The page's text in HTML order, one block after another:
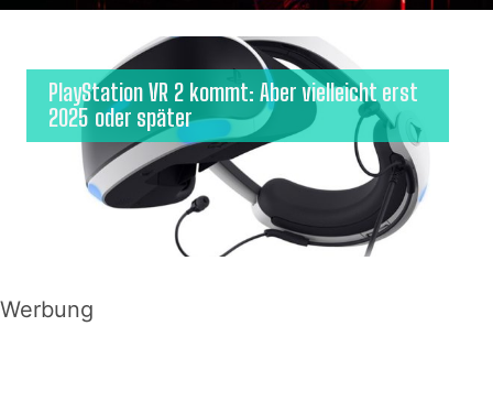
PlayStation VR 2 kommt: Aber vielleicht erst
2025 oder später
Werbung